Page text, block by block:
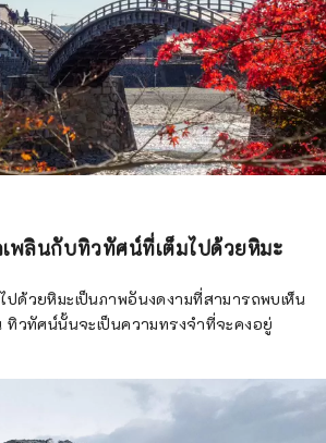
พลินกับทิวทัศน์ที่เต็มไปด้วยหิมะ
ด้วยหิมะเป็นภาพอันงดงามที่สามารถพบเห็น
ทิวทัศน์นั้นจะเป็นความทรงจำที่จะคงอยู่